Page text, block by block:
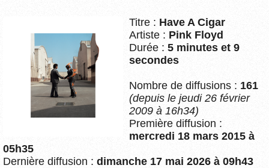
Titre : Have A Cigar
Artiste : Pink Floyd
Durée : 5 minutes et 9
secondes
Nombre de diffusions : 161
(depuis le jeudi 26 février
2009 à 16h34)
Première diffusion :
mercredi 18 mars 2015 à
05h35
Dernière diffusion : dimanche 17 mai 2026 à 09h43